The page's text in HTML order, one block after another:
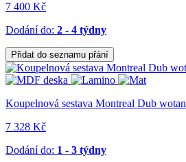
7 400 Kč
Dodání do: 2 - 4 týdny
Přidat do seznamu přání
Koupelnová sestava Montreal Dub wotan
7 328 Kč
Dodání do: 1 - 3 týdny